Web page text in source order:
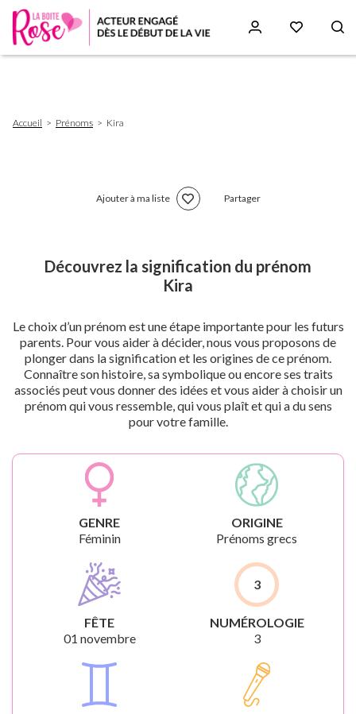
d'Ariane
Accueil Prénoms Kira
Ajouter à ma liste Partager
Découvrez la signification du prénom
Kira
Le choix d’un prénom est une étape importante pour les futurs
parents. Pour vous aider à décider, nous vous proposons de
plonger dans la signification et les origines de ce prénom.
Connaître son histoire, sa symbolique ou encore ses traits
associés peut vous donner des idées et vous aider à choisir un
prénom qui vous ressemble, qui vous plaît et qui a du sens
pour votre famille.
GENRE
Féminin
ORIGINE
Prénoms grecs
FÊTE
01 novembre
3
NUMÉROLOGIE
3